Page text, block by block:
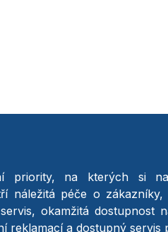
priority, na kterých si
náležitá péče o zákazníky,
okamžitá dostupnost
reklamací a dostupný servis